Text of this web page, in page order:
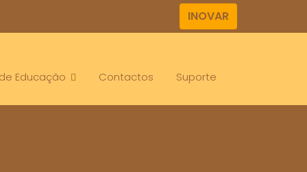
INOVAR
Educação Contactos Suporte